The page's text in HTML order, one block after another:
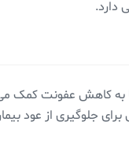
دارد.
کاهش عفونت کمک
جلوگیری از عود